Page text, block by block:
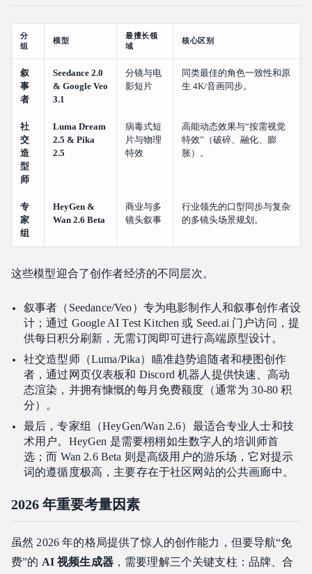
分
组
模型
最擅长领
域
核心区别
叙
事
者
Seedance 2.0
& Google Veo
3.1
分镜与电
影短片
同类最佳的角色一致性和原
生 4K/音画同步。
社
交
造
型
师
Luma Dream
2.5 & Pika
2.5
病毒式短
片与物理
特效
高能动态效果与“按需视觉
特效”（破碎、融化、膨
胀）。
专
家
组
HeyGen &
Wan 2.6 Beta
商业与多
镜头叙事
行业领先的口型同步与复杂
的多镜头场景规划。
这些模型迎合了创作者经济的不同层次。
叙事者（Seedance/Veo）专为电影制作人和叙事创作者设
计；通过 Google AI Test Kitchen 或 Seed.ai 门户访问，提
供每日积分刷新，无需订阅即可进行高端原型设计。
社交造型师（Luma/Pika）瞄准趋势追随者和梗图创作
者，通过网页仪表板和 Discord 机器人提供快速、高动
态渲染，并拥有慷慨的每月免费额度（通常为 30-80 积
分）。
最后，专家组（HeyGen/Wan 2.6）最适合专业人士和技
术用户。HeyGen 是需要栩栩如生数字人的培训师首
选；而 Wan 2.6 Beta 则是高级用户的游乐场，它对提示
词的遵循度极高，主要存在于社区网站的公共画廊中。
2026 年重要考量因素
虽然 2026 年的格局提供了惊人的创作能力，但要导航“免
费”的 AI 视频生成器，需要理解三个关键支柱：品牌、合